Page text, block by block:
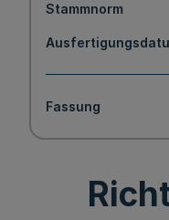
Stammnorm
Fassung